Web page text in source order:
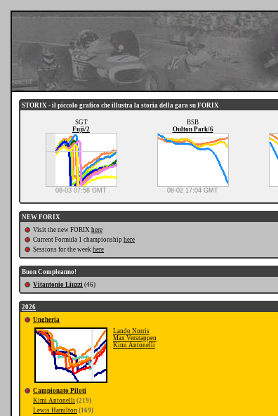
STORIX - il piccolo grafico che illustra la storia della gara su FORIX
SGT
Fuji/2
08-03 07:58 GMT
BSB
Oulton Park/6
08-02 17:04 GMT
NEW FORIX
Visit the new FORIX here
Current Formula 1 championship here
Sessions for the week here
Buon Compleanno!
Vitantonio Liuzzi (46)
2026
Ungheria
Lando Norris
Max Verstappen
Kimi Antonelli
Campionato Piloti
Kimi Antonelli (219)
Lewis Hamilton (169)